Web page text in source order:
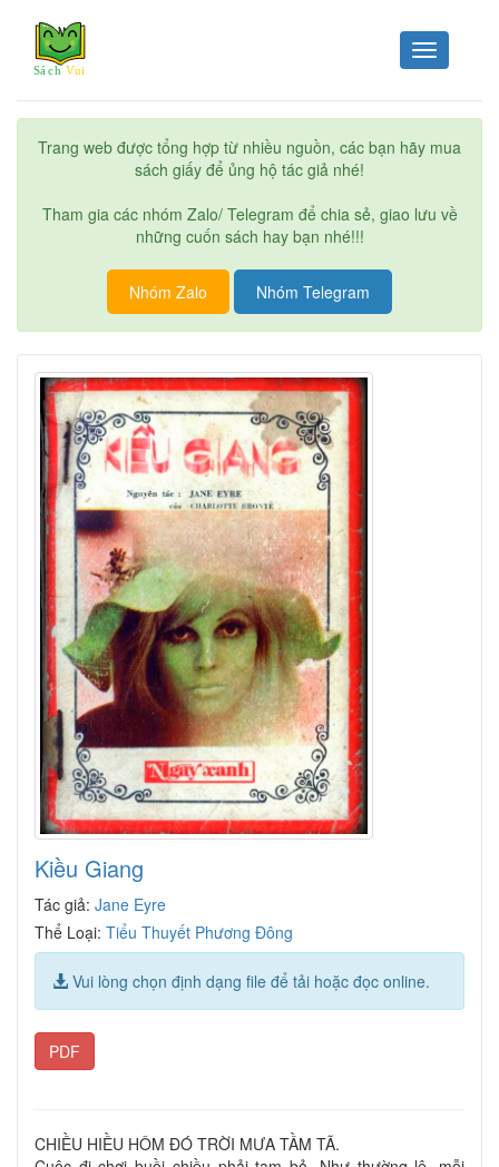
Toggle
navigation
Trang web được tổng hợp từ nhiều nguồn, các bạn hãy mua
sách giấy để ủng hộ tác giả nhé!
Tham gia các nhóm Zalo/ Telegram để chia sẻ, giao lưu về
những cuốn sách hay bạn nhé!!!
Nhóm Zalo Nhóm Telegram
Kiều Giang
Tác giả: Jane Eyre
Thể Loại: Tiểu Thuyết Phương Đông
Vui lòng chọn định dạng file để tải hoặc đọc online.
PDF
CHIỀU HIỀU HÔM ĐÓ TRỜI MƯA TẦM TÃ.